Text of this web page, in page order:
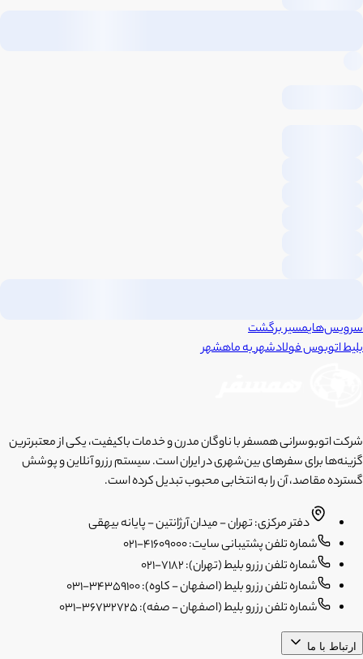
سرویس‌هایمسیر برگشت
بلیط اتوبوسفولادشهربهماهشهر
شرکت اتوبوسرانی همسفر با ناوگان مدرن و خدمات باکیفیت، یکی از معتبرترین
گزینه‌ها برای سفرهای بین‌شهری در ایران است. سیستم رزرو آنلاین و پوشش
گسترده مقاصد، آن را به انتخابی محبوب تبدیل کرده است.
دفتر مرکزی: تهران - میدان آرژانتین - پایانه بیهقی
شماره تلفن پشتیبانی سایت: 41609000-021
شماره تلفن رزرو بلیط (تهران): 7182-021
شماره تلفن رزرو بلیط (اصفهان - کاوه): 34359100-031
شماره تلفن رزرو بلیط (اصفهان - صفه): 36732725-031
ارتباط با ما